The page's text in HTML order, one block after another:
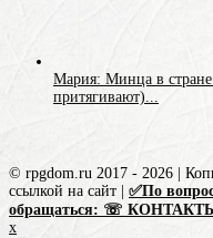
Мария: Минца в стране
притягивают)...
© rpgdom.ru 2017 - 2026 |
ссылкой на сайт | ✅По
обращаться: ☏
x